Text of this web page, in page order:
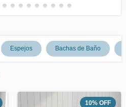
Espejos Bachas de Baño
10% OFF